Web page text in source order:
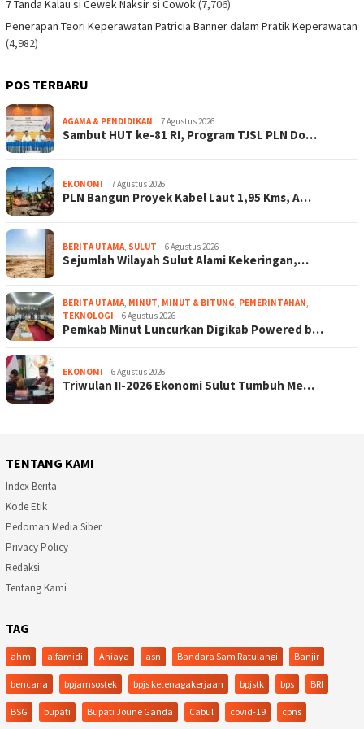
7 Tanda Kalau si Cewek Naksir si Cowok(7,706)
Penerapan Teori Keperawatan Patricia Banner dalam Pratik Keperawatan
(4,982)
POS TERBARU
AGAMA & PENDIDIKAN 7 Agustus 2026
Sambut HUT ke-81 RI, Program TJSL PLN Do…
EKONOMI 7 Agustus 2026
PLN Bangun Proyek Kabel Laut 1,95 Kms, A…
BERITA UTAMA SULUT 6 Agustus 2026
Sejumlah Wilayah Sulut Alami Kekeringan,…
BERITA UTAMA MINUT MINUT & BITUNG PEMERINTAHAN
TEKNOLOGI
6 Agustus 2026
Pemkab Minut Luncurkan Digikab Powered b…
EKONOMI 6 Agustus 2026
Triwulan II-2026 Ekonomi Sulut Tumbuh Me…
TENTANG KAMI
Index Berita
Kode Etik
Pedoman Media Siber
Privacy Policy
Redaksi
Tentang Kami
TAG
ahm alfamidi Aniaya asn Bandara Sam Ratulangi Banjir
bencana bpjamsostek bpjs ketenagakerjaan bpjstk bps BRI
BSG bupati Bupati Joune Ganda Cabul covid-19 cpns